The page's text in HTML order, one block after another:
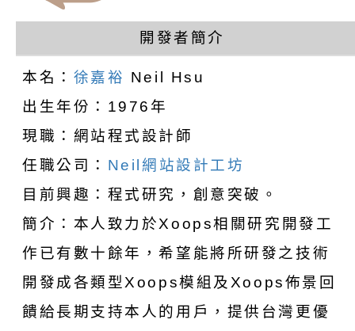
設計者：徐
hsu
開發者簡介
本名： 徐嘉裕 Neil Hsu
出生年份：1976年
現職：網站程式設計師
任職公司： Neil網站設計工坊
目前興趣：程式研究，創意突破。
簡介：本人致力於Xoops相關研究開發工
作已有數十餘年，希望能將所研發之技術
開發成各類型Xoops模組及Xoops佈景回
饋給長期支持本人的用戶，提供台灣更優